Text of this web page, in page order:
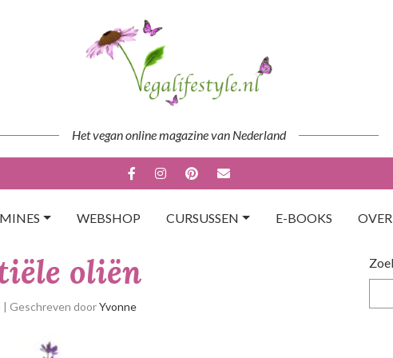
Het vegan online magazine van Nederland
WEBSHOP CURSUSSEN E-BOOKS
oliën
| Geschreven doorYvonne